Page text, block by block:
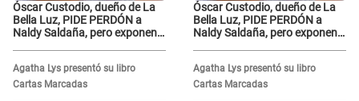
Óscar Custodio, dueño de La
Bella Luz, PIDE PERDÓN a
Naldy Saldaña, pero exponen
grabar"
Agatha Lys presentó su libro
Cartas Marcadas
Óscar Custodio, dueño de La
Bella Luz, PIDE PERDÓN a
Naldy Saldaña, pero exponen
grabar"
Agatha Lys presentó su libro
Cartas Marcadas